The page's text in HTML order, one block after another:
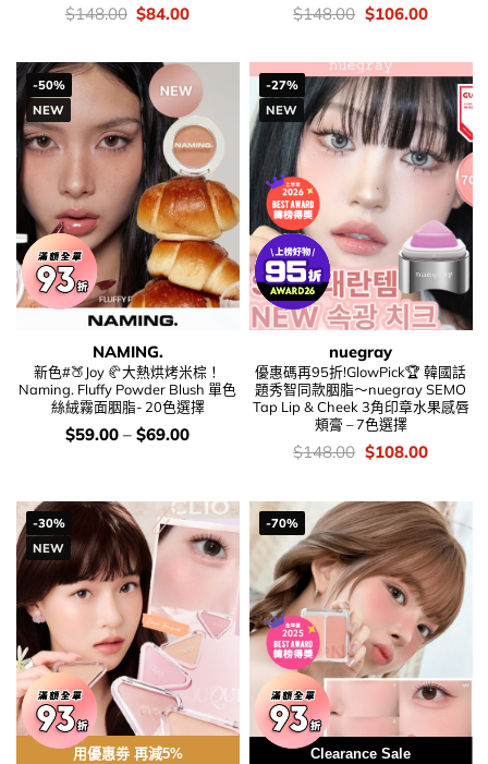
價
錢：
$148.00 Original
price
$148.00.
$84.00Current
$84.00.
價
錢：
$148.00 Original
price
$148.00.
$106.00Current
-50%
NEW
NAMING.
新色#🍑Joy 🥐大熱烘烤米棕！
Naming. Fluffy Powder Blush 單色
絲絨霧面胭脂- 20色選擇
價
$59.00 – $69.00
-27%
NEW
nuegray
優惠碼再95折!GlowPick🏆 韓國話
題秀智同款胭脂～nuegray SEMO
Tap Lip & Cheek 3角印章水果感唇
頰膏 – 7色選擇
價
$148.00 Original
$148.00.
$108.00Current
-30%
NEW
用優惠劵 再減5%
-70%
Clearance Sale